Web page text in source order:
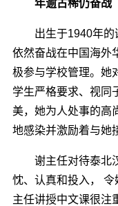
年逾古稀仍奋战
出生于1940年的谢
依然奋战在中国海外
极参与学校管理。她
学生严格要求、视同
美，她为人处事的高
地感染并激励着与她
谢主任对待泰北汉
忱、认真和投入，
主任讲授中文课很注